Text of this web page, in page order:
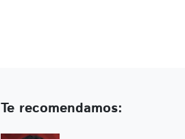
Te recomendamos: